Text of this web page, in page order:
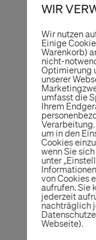
WIR
Wir nutzen
Einige
Warenkorb)
nicht-
Optimierung
unserer
umfasst die
Ihrem
Verarbeitung.
um in den
Cookies
wenn Sie
unter
von Cookies
aufrufen. Sie
jederzeit
nachträglich
Webseite).